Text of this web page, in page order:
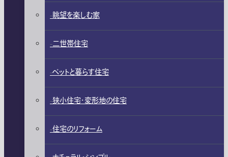
眺望を楽しむ家
二世帯住宅
ペットと暮らす住宅
狭小住宅・変形地の住宅
住宅のリフォーム